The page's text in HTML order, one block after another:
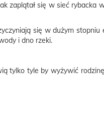
zaplątał się w sieć rybacka
się w dużym
i dno rzeki.
tylko tyle by wyżywić